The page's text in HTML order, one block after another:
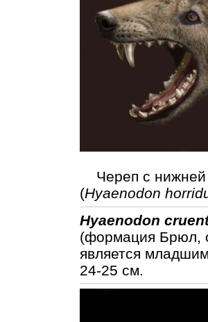
Череп с нижней
(Hyaenodon
Hyaenodon
(формация Брюл,
является
24-25 см.